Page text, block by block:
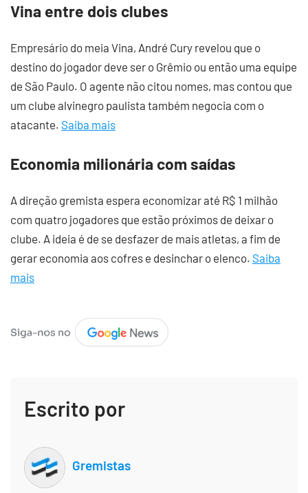
Vina entre dois clubes
Empresário do meia Vina, André Cury revelou que o
destino do jogador deve ser o Grêmio ou então uma equipe
de São Paulo. O agente não citou nomes, mas contou que
um clube alvinegro paulista também negocia com o
atacante. Saiba mais
Economia milionária com saídas
A direção gremista espera economizar até R$ 1 milhão
com quatro jogadores que estão próximos de deixar o
clube. A ideia é de se desfazer de mais atletas, a fim de
gerar economia aos cofres e desinchar o elenco. Saiba
mais
Escrito por
Gremistas